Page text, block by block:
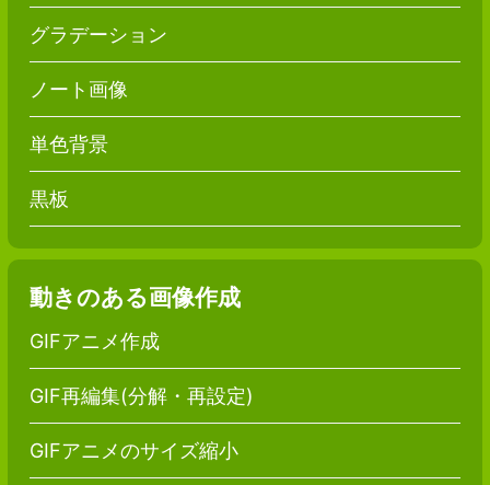
グラデーション
ノート画像
単色背景
黒板
動きのある画像作成
GIFアニメ作成
GIF再編集(分解・再設定)
GIFアニメのサイズ縮小